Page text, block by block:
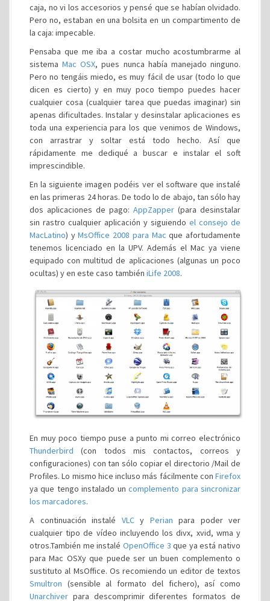
caja, no vi los accesorios y pensé que se habían olvidado.
Pero no, estaban en una bolsita en un compartimento de
la caja: impecable.
Pensaba que me iba a costar mucho acostumbrarme al
sistemaMac OSX, pues nunca había manejado ninguno.
Pero no tengáis miedo, es muy fácil de usar (todo lo que
dicen es cierto) y en muy poco tiempo puedes hacer
cualquier cosa (cualquier tarea que puedas imaginar) sin
apenas dificultades. Instalar y desinstalar aplicaciones es
toda una experiencia para los que venimos de Windows,
con arrastrar y soltar está todo hecho. Así que
rápidamente me dediqué a buscar e instalar el soft
imprescindible.
En la siguiente imagen podéis ver el software que instalé
en las primeras 24 horas. De todo lo de abajo, tan sólo hay
dos aplicaciones de pago: AppZapper (para desinstalar
sin rastro cualquier aplicación y siguiendo el consejo de
MacLatino) yMsOffice 2008 para Mac que afortudamente
tenemos licenciado en la UPV. Además el Mac ya viene
equipado con multitud de aplicaciones (algunas un poco
ocultas) y en este caso también iLife 2008.
En muy poco tiempo puse a punto mi correo electrónico
Thunderbird (con todos mis contactos, correos y
configuraciones) con tan sólo copiar el directorio /Mail de
Profiles. Lo mismo hice incluso más fácilmente con Firefox
ya que tengo instalado uncomplemento para sincronizar
los marcadores.
A continuación instalé VLCy Perian para poder ver
cualquier tipo de vídeo incluyendo los divx, xvid, wma y
otros.También me instalé OpenOffice 3 que ya está nativo
para Mac OSXy que puede ser un buen complemento o
sustituto al MsOffice. Os recomiendo un editor de textos
Smultron (sensible al formato del fichero), así como
Unarchiver para descomprimir diferentes formatos de